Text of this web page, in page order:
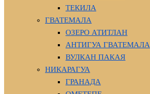
ТЕКИЛА
ГВАТЕМАЛА
ОЗЕРО АТИТЛАН
АНТИГУА ГВАТЕМАЛА
ВУЛКАН ПАКАЯ
НИКАРАГУА
ГРАНАДА